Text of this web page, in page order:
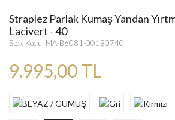
Straplez Parlak Kumaş Yandan
Lacivert - 40
Stok Kodu: MA-B6081-001B0740
9.995,00 TL